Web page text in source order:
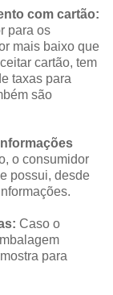
com cartão:
para os
mais baixo que
cartão, tem
taxas para
são
o consumidor
possui, desde
Caso o
para